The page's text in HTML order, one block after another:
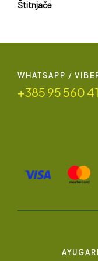
Štitnjače
WHATSAPP /
+385 95 560